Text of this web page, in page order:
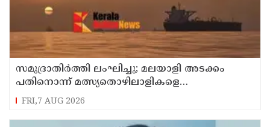
സമുദ്രാതിർത്തി ലംഘിച്ചു; മലയാളി അടക്കം
പതിനൊന്ന് മത്സ്യതൊഴിലാളികളെ
കസ്റ്റഡിയിലെടുത്ത് ശ്രീലങ്കൻ നാവികസേന
FRI,7 AUG 2026